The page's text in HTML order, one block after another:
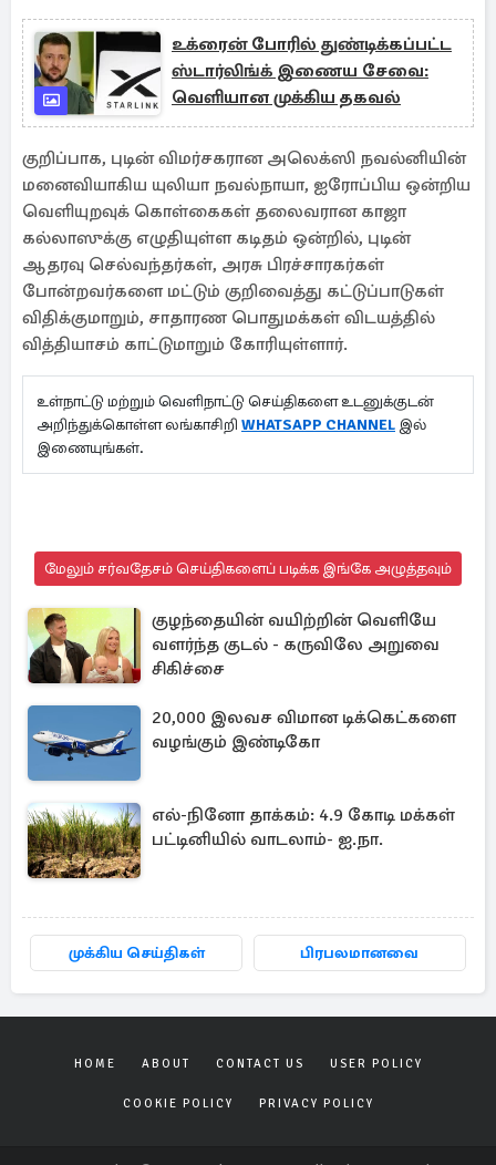
உக்ரைன் போரில் துண்டிக்கப்பட்ட
ஸ்டார்லிங்க் இணைய சேவை:
வெளியான முக்கிய தகவல்
குறிப்பாக, புடின் விமர்சகரான அலெக்ஸி நவல்னியின்
மனைவியாகிய யுலியா நவல்நாயா, ஐரோப்பிய ஒன்றிய
வெளியுறவுக் கொள்கைகள் தலைவரான காஜா
கல்லாஸுக்கு எழுதியுள்ள கடிதம் ஒன்றில், புடின்
ஆதரவு செல்வந்தர்கள், அரசு பிரச்சாரகர்கள்
போன்றவர்களை மட்டும் குறிவைத்து கட்டுப்பாடுகள்
விதிக்குமாறும், சாதாரண பொதுமக்கள் விடயத்தில்
வித்தியாசம் காட்டுமாறும் கோரியுள்ளார்.
உள்நாட்டு மற்றும் வெளிநாட்டு செய்திகளை உடனுக்குடன்
அறிந்துக்கொள்ள லங்காசிறி WHATSAPP CHANNEL இல்
இணையுங்கள்.
மேலும் சர்வதேசம் செய்திகளைப் படிக்க இங்கே அழுத்தவும்
குழந்தையின் வயிற்றின் வெளியே
வளர்ந்த குடல் - கருவிலே அறுவை
சிகிச்சை
20,000 இலவச விமான டிக்கெட்களை
வழங்கும் இண்டிகோ
எல்-நினோ தாக்கம்: 4.9 கோடி மக்கள்
பட்டினியில் வாடலாம்- ஐ.நா.
முக்கிய செய்திகள் பிரபலமானவை
HOME ABOUT CONTACT US USER POLICY
COOKIE POLICY PRIVACY POLICY